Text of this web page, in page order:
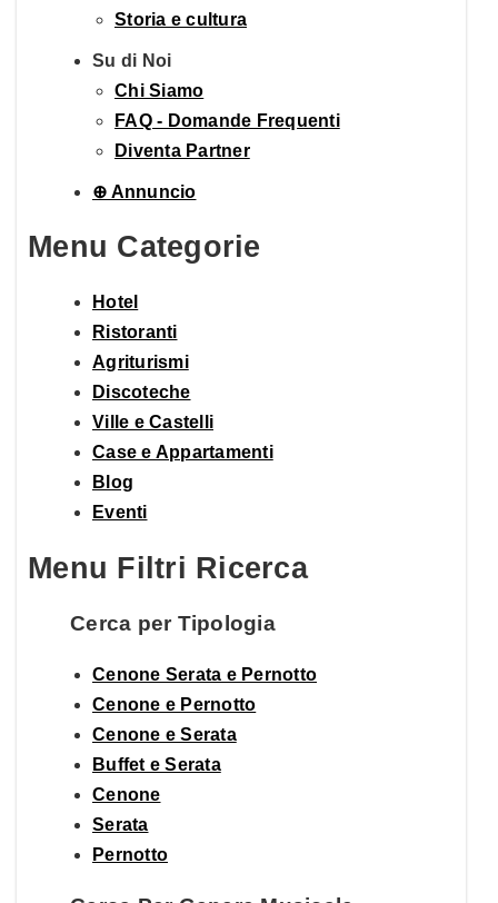
Storia e cultura
Su di Noi
Chi Siamo
FAQ - Domande Frequenti
Diventa Partner
⊕ Annuncio
Menu Categorie
Hotel
Ristoranti
Agriturismi
Discoteche
Ville e Castelli
Case e Appartamenti
Blog
Eventi
Menu Filtri Ricerca
Cerca per Tipologia
Cenone Serata e Pernotto
Cenone e Pernotto
Cenone e Serata
Buffet e Serata
Cenone
Serata
Pernotto